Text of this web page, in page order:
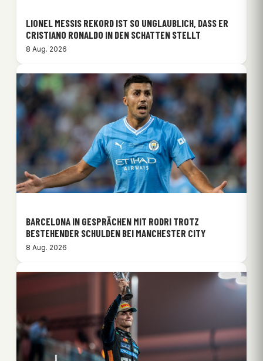
LIONEL MESSIS REKORD IST SO UNGLAUBLICH, DASS ER
CRISTIANO RONALDO IN DEN SCHATTEN STELLT
8 Aug. 2026
BARCELONA IN GESPRÄCHEN MIT RODRI TROTZ
BESTEHENDER SCHULDEN BEI MANCHESTER CITY
8 Aug. 2026